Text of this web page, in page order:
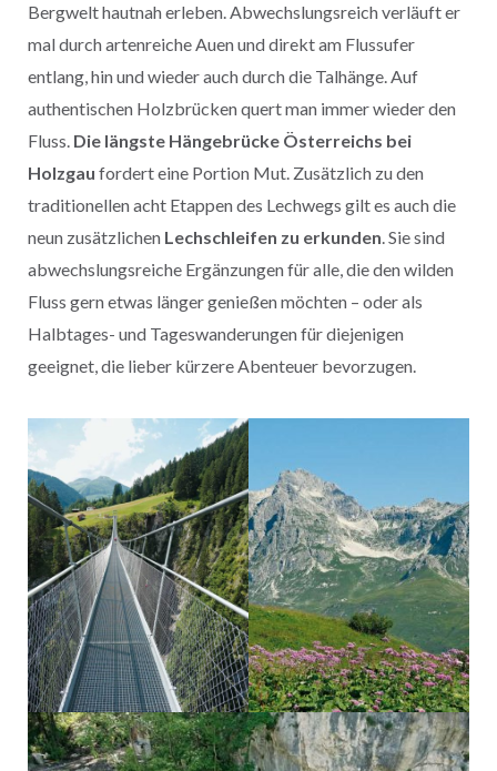
Bergwelt hautnah erleben. Abwechslungsreich verläuft er
mal durch artenreiche Auen und direkt am Flussufer
entlang, hin und wieder auch durch die Talhänge. Auf
authentischen Holzbrücken quert man immer wieder den
Fluss. Die längste Hängebrücke Österreichs bei
Holzgau fordert eine Portion Mut. Zusätzlich zu den
traditionellen acht Etappen des Lechwegs gilt es auch die
neun zusätzlichen Lechschleifen zu erkunden. Sie sind
abwechslungsreiche Ergänzungen für alle, die den wilden
Fluss gern etwas länger genießen möchten – oder als
Halbtages- und Tageswanderungen für diejenigen
geeignet, die lieber kürzere Abenteuer bevorzugen.